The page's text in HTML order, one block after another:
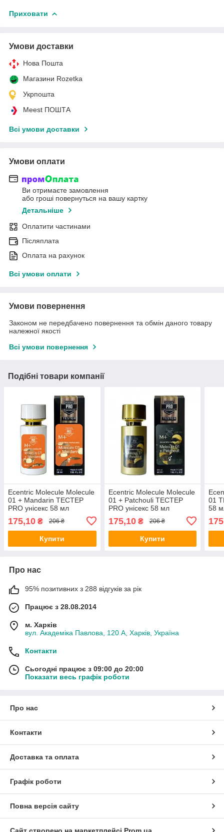
Приховати
Умови доставки
Нова Пошта
Магазини Rozetka
Укрпошта
Meest ПОШТА
Всі умови доставки
Умови оплати
Ви отримаєте замовлення
або гроші повернуться на вашу картку
Детальніше
Оплатити частинами
Післяплата
Оплата на рахунок
Всі умови оплати
Умови повернення
Законом не передбачено повернення та обмін даного товару
належної якості
Всі умови повернення
Подібні товари компанії
Ecentric Molecule Molecule
01 + Mandarin ТЕСТЕР
PRO унісекс 58 мл
175,10 ₴ 206 ₴
Купити
Ecentric Molecule Molecule
01 + Patchouli ТЕСТЕР
PRO унісекс 58 мл
175,10₴ 206 ₴
Купити
01
58
Про нас
95% позитивних з 288 відгуків за рік
Працює з 28.08.2014
м. Харків
вул. Академіка Павлова, 120 А, Харків, Україна
Контакти
Сьогодні працює з 09:00 до 20:00
Показати весь графік роботи
Про нас
Контакти
Доставка та оплата
Графік роботи
Повна версія сайту